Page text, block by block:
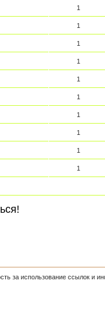
1
1
1
1
1
1
1
1
1
1
за использование ссылок